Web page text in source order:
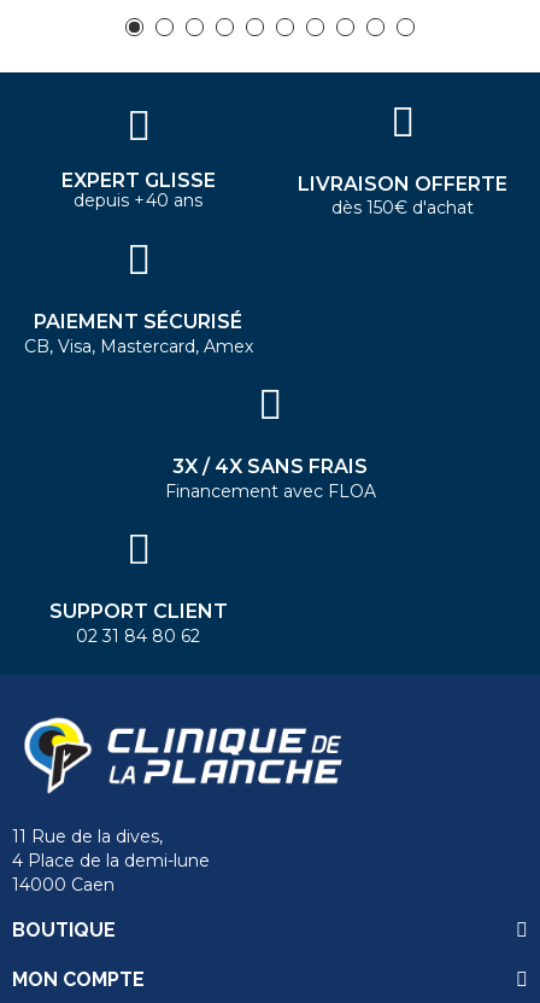
EXPERT GLISSE
depuis +40 ans
LIVRAISON OFFERTE
dès 150€ d'achat
PAIEMENT SÉCURISÉ
CB, Visa, Mastercard, Amex
3X / 4X SANS FRAIS
Financement avec FLOA
SUPPORT CLIENT
02 31 84 80 62
11 Rue de la dives,
4 Place de la demi-lune
14000 Caen
BOUTIQUE
MON COMPTE